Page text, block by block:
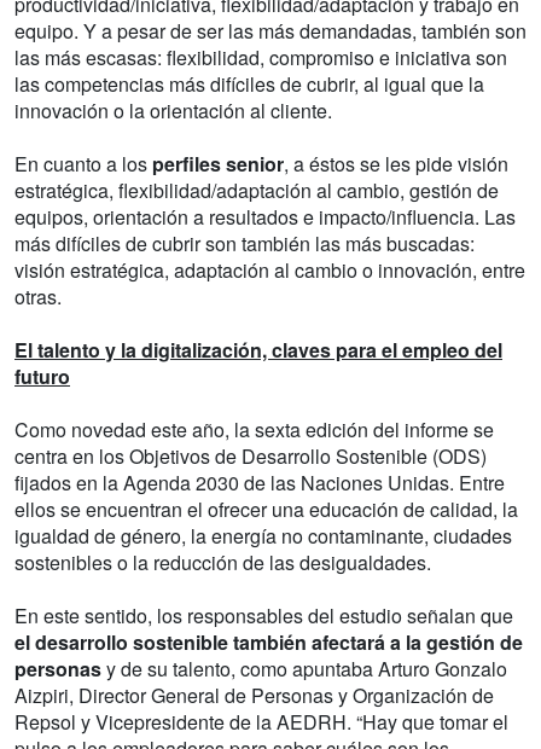
equipo. Y a pesar de ser las más demandadas, también son
las más escasas: flexibilidad, compromiso e iniciativa son
las competencias más difíciles de cubrir, al igual que la
innovación o la orientación al cliente.
En cuanto a los perfiles senior, a éstos se les pide visión
estratégica, flexibilidad/adaptación al cambio, gestión de
equipos, orientación a resultados e impacto/influencia. Las
más difíciles de cubrir son también las más buscadas:
visión estratégica, adaptación al cambio o innovación, entre
otras.
El talento y la digitalización, claves para el empleo del
futuro
Como novedad este año, la sexta edición del informe se
centra en los Objetivos de Desarrollo Sostenible (ODS)
fijados en la Agenda 2030 de las Naciones Unidas. Entre
ellos se encuentran el ofrecer una educación de calidad, la
igualdad de género, la energía no contaminante, ciudades
sostenibles o la reducción de las desigualdades.
En este sentido, los responsables del estudio señalan que
el desarrollo sostenible también afectará a la gestión de
personasy de su talento, como apuntaba Arturo Gonzalo
Aizpiri, Director General de Personas y Organización de
Repsol y Vicepresidente de la AEDRH. “Hay que tomar el